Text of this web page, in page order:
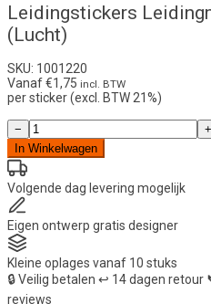
Leidingstickers
(Lucht)
SKU: 1001220
Vanaf€1,75 incl. BTW
per sticker (excl. BTW 21%)
Leidingstickers
Leidingmarkering
Droge
Lucht
(Lucht)
aantal
−
+
In Winkelwagen
Volgende dag levering mogelijk
Eigen ontwerp gratis designer
Kleine oplages vanaf 10 stuks
🔒Veilig betalen ↩️ 14 dagen retour
reviews